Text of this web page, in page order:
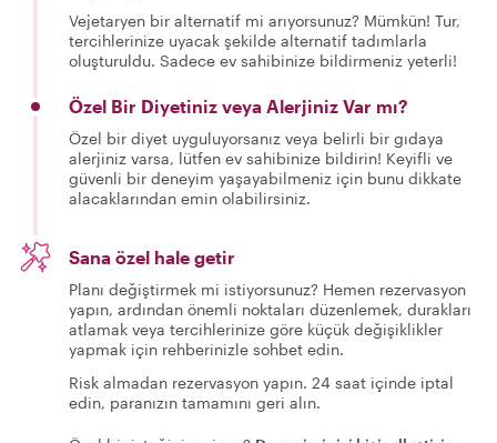
Vejetaryen bir alternatif mi arıyorsunuz? Mümkün! Tur,
tercihlerinize uyacak şekilde alternatif tadımlarla
oluşturuldu. Sadece ev sahibinize bildirmeniz yeterli!
Özel Bir Diyetiniz veya Alerjiniz Var mı?
Özel bir diyet uyguluyorsanız veya belirli bir gıdaya
alerjiniz varsa, lütfen ev sahibinize bildirin! Keyifli ve
güvenli bir deneyim yaşayabilmeniz için bunu dikkate
alacaklarından emin olabilirsiniz.
Sana özel hale getir
Planı değiştirmek mi istiyorsunuz? Hemen rezervasyon
yapın, ardından önemli noktaları düzenlemek, durakları
atlamak veya tercihlerinize göre küçük değişiklikler
yapmak için rehberinizle sohbet edin.
Risk almadan rezervasyon yapın. 24 saat içinde iptal
edin, paranızın tamamını geri alın.